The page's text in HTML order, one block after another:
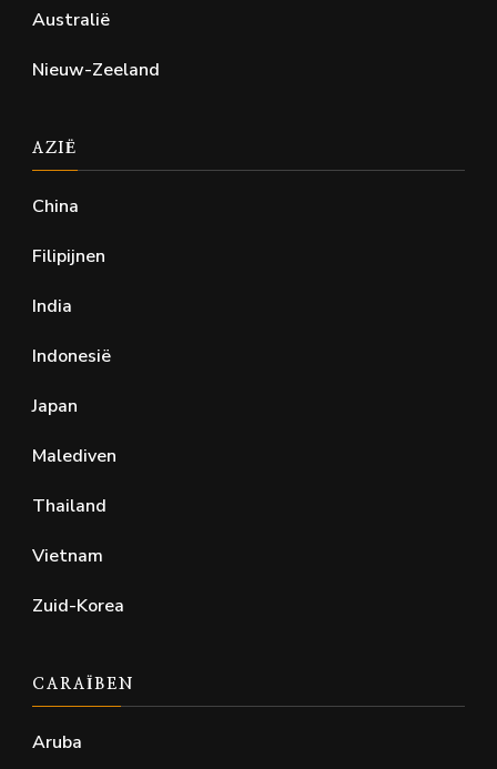
Australië
Nieuw-Zeeland
AZIË
China
Filipijnen
India
Indonesië
Japan
Malediven
Thailand
Vietnam
Zuid-Korea
CARAÏBEN
Aruba